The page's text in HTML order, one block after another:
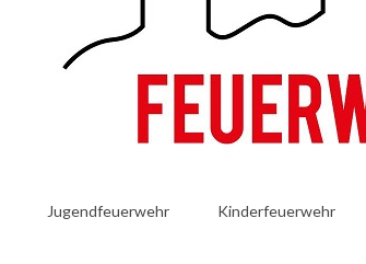
Jugendfeuerwehr Kinderfeuerwehr